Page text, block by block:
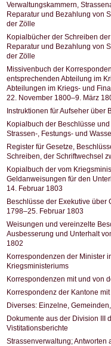
Verwaltungskammern,
Reparatur und Bezahlung von
der Zölle
Kopialbücher der Schreiben
Reparatur und Bezahlung von
der Zölle
Missivenbuch der
entsprechenden Abteilung im
Abteilungen im Kriegs- und
22. November 1800–9. März
Instruktionen für Aufseher über
Kopialbuch der Beschlüsse
Strassen-, Festungs- und
Register für Gesetze,
Schreiben, der Schriftwechsel
Kopialbuch der vom
Geldanweisungen für den
14. Februar 1803
Beschlüsse der Exekutive über
1798–25. Februar 1803
Weisungen und vereinzelte
Ausbesserung und Unterhalt
1802
Korrespondenzen der Minister
Kriegsministeriums
Korrespondenzen mit und von
Korrespondenz der Kantone
Diverses: Einzelne,
Dokumente aus der Division III
Vistitationsberichte
Strassenverwaltung; Antworten